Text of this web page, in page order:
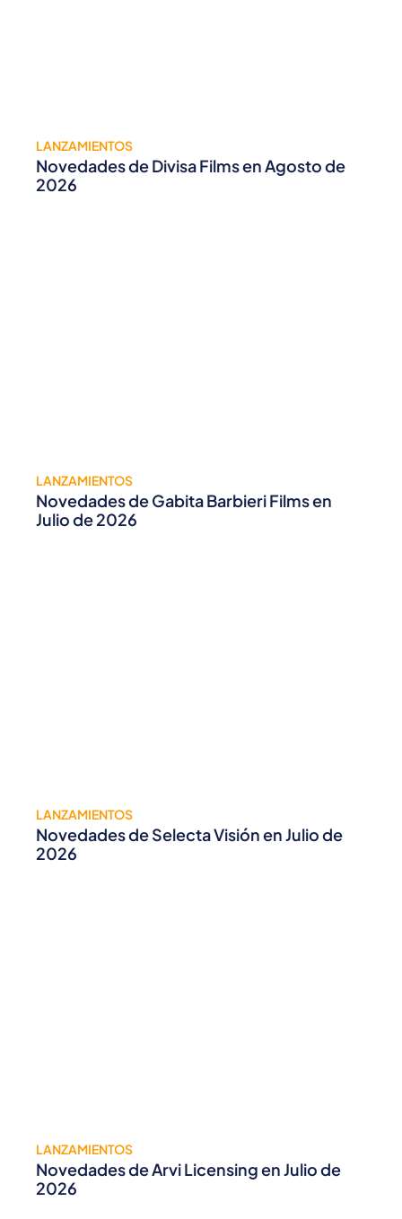
LANZAMIENTOS
Novedades de Divisa Films en Agosto de
2026
LANZAMIENTOS
Novedades de Gabita Barbieri Films en
Julio de 2026
LANZAMIENTOS
Novedades de Selecta Visión en Julio de
2026
LANZAMIENTOS
Novedades de Arvi Licensing en Julio de
2026